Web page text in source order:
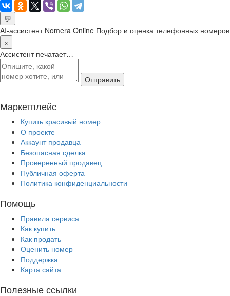
💬
AI-ассистент Nomera Online Подбор и оценка телефонных номеров
×
Ассистент печатает…
Отправить
Маркетплейс
Купить красивый номер
О проекте
Аккаунт продавца
Безопасная сделка
Проверенный продавец
Публичная оферта
Политика конфиденциальности
Помощь
Правила сервиса
Как купить
Как продать
Оценить номер
Поддержка
Карта сайта
Полезные ссылки